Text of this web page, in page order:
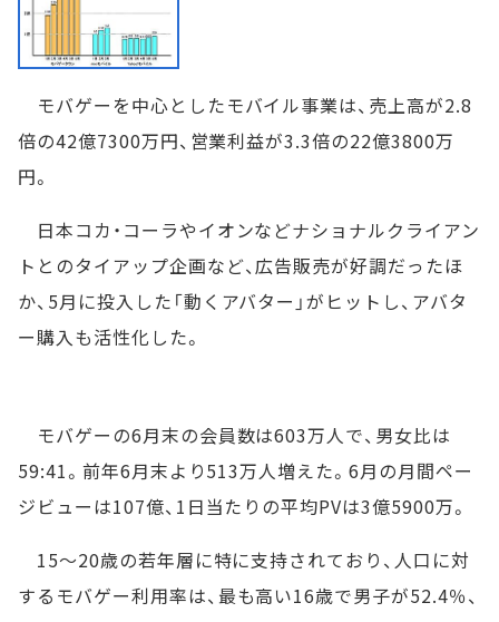
モバゲーを中心としたモバイル事業は、売上高が2.8
倍の42億7300万円、営業利益が3.3倍の22億3800万
円。
日本コカ・コーラやイオンなどナショナルクライアン
トとのタイアップ企画など、広告販売が好調だったほ
か、5月に投入した「動くアバター」がヒットし、アバタ
ー購入も活性化した。
モバゲーの6月末の会員数は603万人で、男女比は
59:41。前年6月末より513万人増えた。6月の月間ペー
ジビューは107億、1日当たりの平均PVは3億5900万。
15～20歳の若年層に特に支持されており、人口に対
するモバゲー利用率は、最も高い16歳で男子が52.4％、